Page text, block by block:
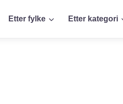
Etter fylke Etter kategori